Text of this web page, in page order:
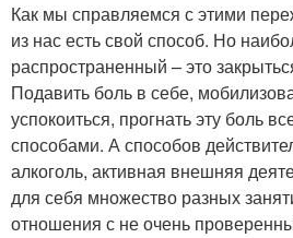
Как мы справляемся с этими
из нас есть свой способ. Но
распространенный – это
Подавить боль в себе,
успокоиться, прогнать эту боль
способами. А способов
алкоголь, активная внешняя
для себя множество разных
отношения с не очень